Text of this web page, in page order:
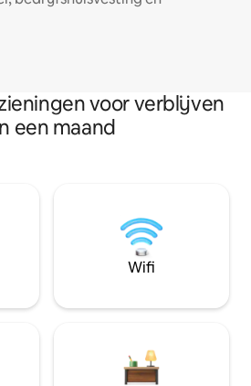
voor verblijven
een maand
Wifi